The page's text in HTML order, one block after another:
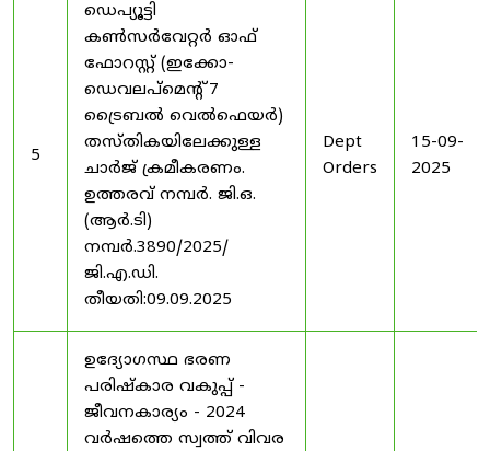
5
ഡെപ്യൂട്ടി
കൺസർവേറ്റർ ഓഫ്
ഫോറസ്റ്റ് (ഇക്കോ-
ഡെവലപ്മെന്റ് 7
ട്രൈബൽ വെൽഫെയർ)
തസ്തികയിലേക്കുള്ള
ചാർജ് ക്രമീകരണം.
ഉത്തരവ് നമ്പർ. ജി.ഒ.
(ആർ.ടി)
നമ്പർ.3890/2025/
ജി.എ.ഡി.
തീയതി:09.09.2025
Dept
Orders
15-09-
2025
ഉദ്യോഗസ്ഥ ഭരണ
പരിഷ്കാര വകുപ്പ് -
ജീവനകാര്യം - 2024
വർഷത്തെ സ്വത്ത് വിവര